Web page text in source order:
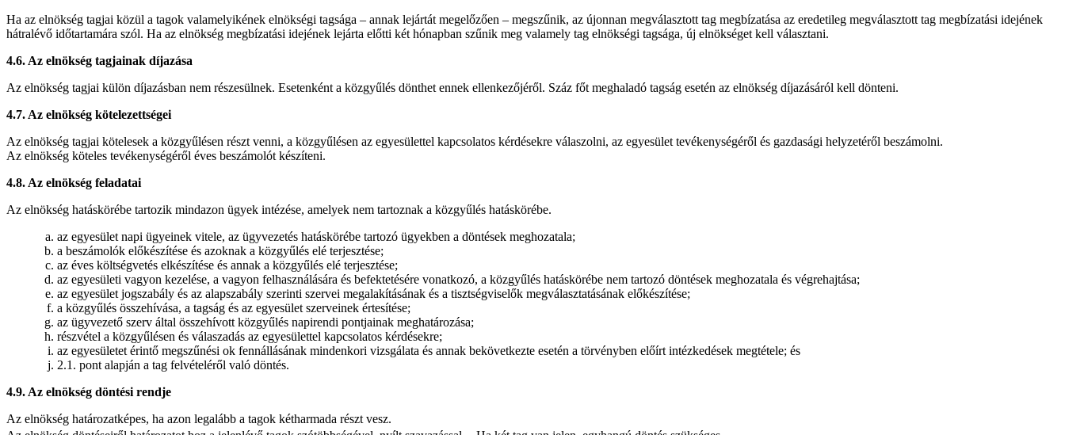
Ha az elnökség tagjai közül a tagok valamelyikének elnökségi tagsága – annak lejártát megelőzően – megszűnik, az újonnan megválasztott tag megbízatása az eredetileg megválasztott tag megbízatási idejének
hátralévő időtartamára szól. Ha az elnökség megbízatási idejének lejárta előtti két hónapban szűnik meg valamely tag elnökségi tagsága, új elnökséget kell választani.
4.6. Az elnökség tagjainak díjazása
Az elnökség tagjai külön díjazásban nem részesülnek. Esetenként a közgyűlés dönthet ennek ellenkezőjéről. Száz főt meghaladó tagság esetén az elnökség díjazásáról kell dönteni.
4.7. Az elnökség kötelezettségei
Az elnökség tagjai kötelesek a közgyűlésen részt venni, a közgyűlésen az egyesülettel kapcsolatos kérdésekre válaszolni, az egyesület tevékenységéről és gazdasági helyzetéről beszámolni.
Az elnökség köteles tevékenységéről éves beszámolót készíteni.
4.8. Az elnökség feladatai
Az elnökség hatáskörébe tartozik mindazon ügyek intézése, amelyek nem tartoznak a közgyűlés hatáskörébe.
az egyesület napi ügyeinek vitele, az ügyvezetés hatáskörébe tartozó ügyekben a döntések meghozatala;
a beszámolók előkészítése és azoknak a közgyűlés elé terjesztése;
az éves költségvetés elkészítése és annak a közgyűlés elé terjesztése;
az egyesületi vagyon kezelése, a vagyon felhasználására és befektetésére vonatkozó, a közgyűlés hatáskörébe nem tartozó döntések meghozatala és végrehajtása;
az egyesület jogszabály és az alapszabály szerinti szervei megalakításának és a tisztségviselők megválasztatásának előkészítése;
a közgyűlés összehívása, a tagság és az egyesület szerveinek értesítése;
az ügyvezető szerv által összehívott közgyűlés napirendi pontjainak meghatározása;
részvétel a közgyűlésen és válaszadás az egyesülettel kapcsolatos kérdésekre;
az egyesületet érintő megszűnési ok fennállásának mindenkori vizsgálata és annak bekövetkezte esetén a törvényben előírt intézkedések megtétele; és
2.1. pont alapján a tag felvételéről való döntés.
4.9. Az elnökség döntési rendje
Az elnökség határozatképes, ha azon legalább a tagok kétharmada részt vesz.